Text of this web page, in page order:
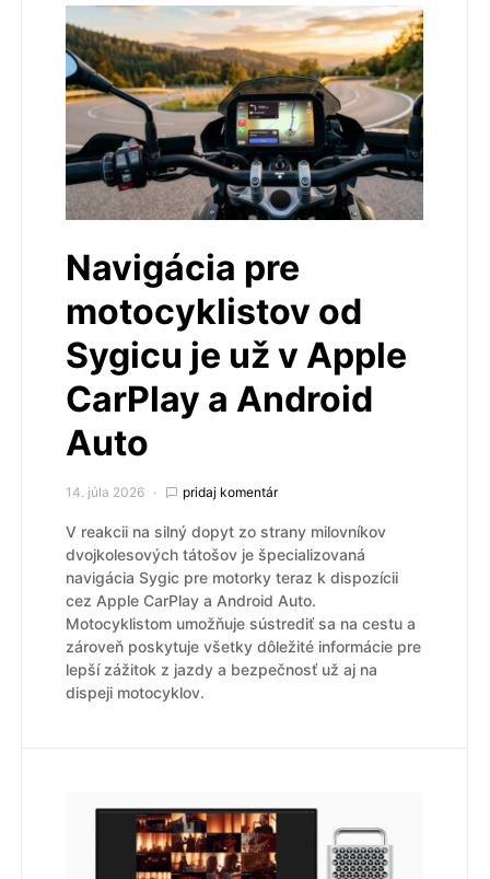
Navigácia pre
motocyklistov od
Sygicu je už v Apple
CarPlay a Android
Auto
14. júla 2026 pridaj komentár
V reakcii na silný dopyt zo strany milovníkov
dvojkolesových tátošov je špecializovaná
navigácia Sygic pre motorky teraz k dispozícii
cez Apple CarPlay a Android Auto.
Motocyklistom umožňuje sústrediť sa na cestu a
zároveň poskytuje všetky dôležité informácie pre
lepší zážitok z jazdy a bezpečnosť už aj na
dispeji motocyklov.